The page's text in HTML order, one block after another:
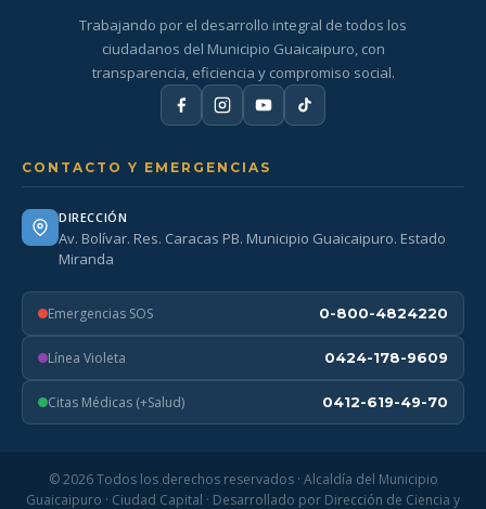
Trabajando por el desarrollo integral de todos los
ciudadanos del Municipio Guaicaipuro, con
transparencia, eficiencia y compromiso social.
CONTACTO Y EMERGENCIAS
DIRECCIÓN
Av. Bolívar. Res. Caracas PB. Municipio Guaicaipuro. Estado
Miranda
Emergencias SOS 0-800-4824220
Línea Violeta 0424-178-9609
Citas Médicas (+Salud) 0412-619-49-70
© 2026 Todos los derechos reservados · Alcaldía del Municipio
Guaicaipuro · Ciudad Capital · Desarrollado por Dirección de Ciencia y